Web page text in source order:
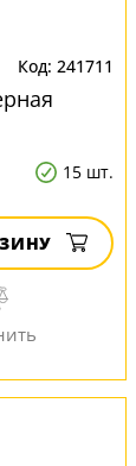
241711
15 шт.